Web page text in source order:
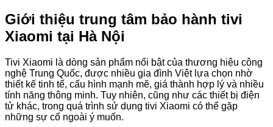
Giới thiệu trung tâm bảo hành tivi
Xiaomi tại Hà Nội
Tivi Xiaomi là dòng sản phẩm nổi bật của thương hiệu công
nghệ Trung Quốc, được nhiều gia đình Việt lựa chọn nhờ
thiết kế tinh tế, cấu hình mạnh mẽ, giá thành hợp lý và nhiều
tính năng thông minh. Tuy nhiên, cũng như các thiết bị điện
tử khác, trong quá trình sử dụng tivi Xiaomi có thể gặp
những sự cố ngoài ý muốn.